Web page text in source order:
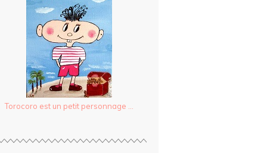
Torocoro est un petit personnage ...